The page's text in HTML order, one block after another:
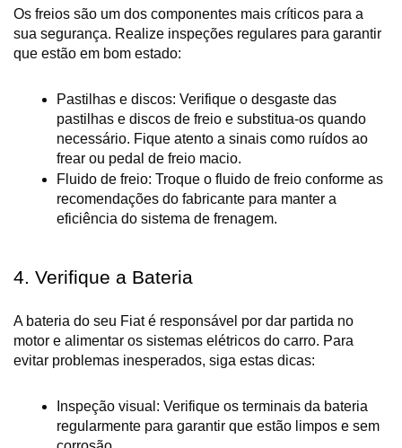
Os freios são um dos componentes mais críticos para a
sua segurança. Realize inspeções regulares para garantir
que estão em bom estado:
Pastilhas e discos: Verifique o desgaste das
pastilhas e discos de freio e substitua-os quando
necessário. Fique atento a sinais como ruídos ao
frear ou pedal de freio macio.
Fluido de freio: Troque o fluido de freio conforme as
recomendações do fabricante para manter a
eficiência do sistema de frenagem.
4. Verifique a Bateria
A bateria do seu Fiat é responsável por dar partida no
motor e alimentar os sistemas elétricos do carro. Para
evitar problemas inesperados, siga estas dicas:
Inspeção visual: Verifique os terminais da bateria
regularmente para garantir que estão limpos e sem